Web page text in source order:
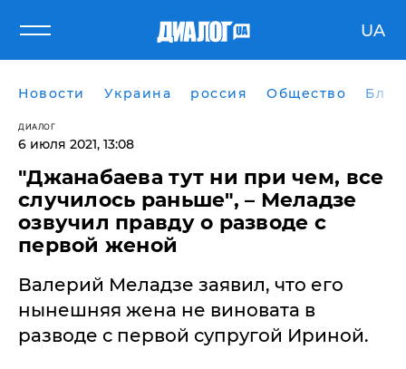
UA
Новости Украина россия Общество
ДИАЛОГ
6 июля 2021, 13:08
"Джанабаева тут ни при чем, все
случилось раньше", – Меладзе
озвучил правду о разводе с
первой женой
Валерий Меладзе заявил, что его
нынешняя жена не виновата в
разводе с первой супругой Ириной.